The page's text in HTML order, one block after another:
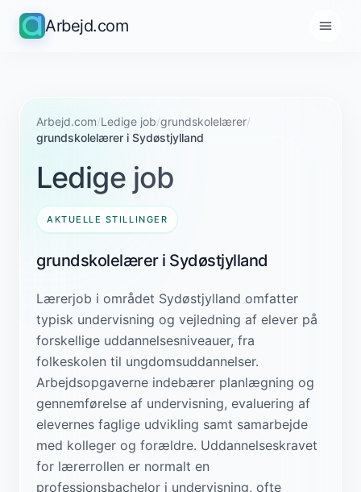
Arbejd.com
Arbejd.com/Ledige job/grundskolelærer/
grundskolelærer i Sydøstjylland
Ledige job
AKTUELLE STILLINGER
grundskolelærer i Sydøstjylland
Lærerjob i området Sydøstjylland omfatter
typisk undervisning og vejledning af elever på
forskellige uddannelsesniveauer, fra
folkeskolen til ungdomsuddannelser.
Arbejdsopgaverne indebærer planlægning og
gennemførelse af undervisning, evaluering af
elevernes faglige udvikling samt samarbejde
med kolleger og forældre. Uddannelseskravet
for lærerrollen er normalt en
professionsbachelor i undervisning, ofte